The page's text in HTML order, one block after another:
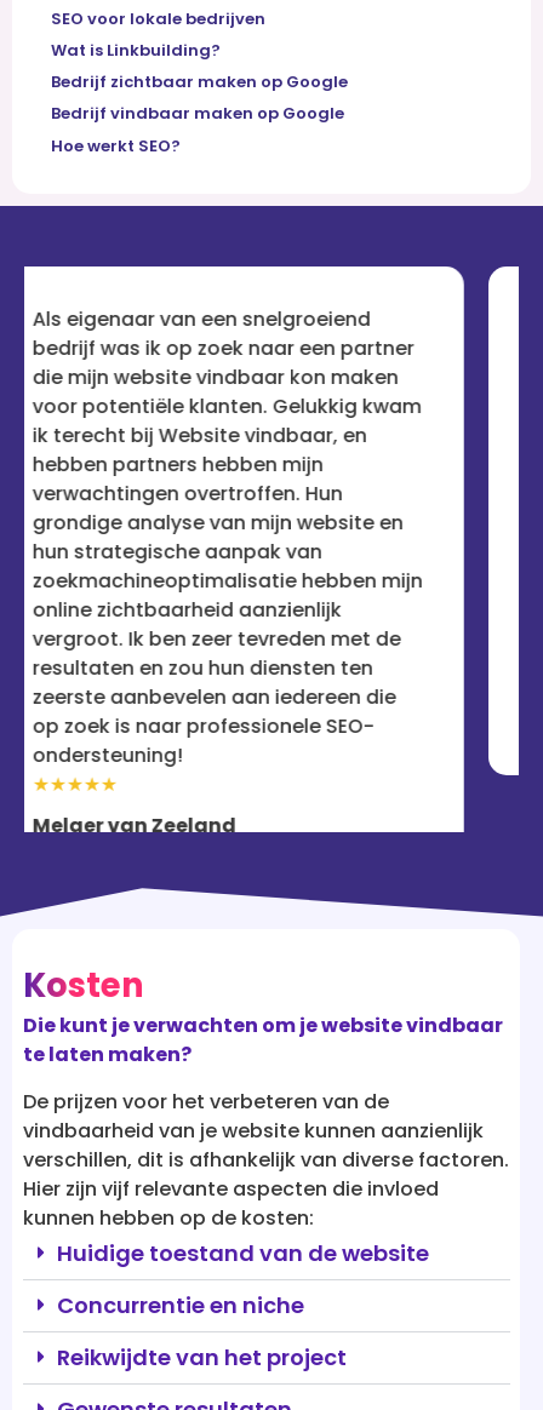
SEO voor lokale bedrijven
Wat is Linkbuilding?
Bedrijf zichtbaar maken op Google
Bedrijf vindbaar maken op Google
Hoe werkt SEO?
een partner
kon maken
kwam
en
Hun
website en
van
hebben mijn
met de
ten
die
SEO-
Na talloze teleurstellingen
bedrijven die beweerden
vindbaar te maken, was ik
sceptisch. Maar Website
heeft mijn vertrouwen
aanpak is holistisch en
resultaatgericht. Mijn site
waar ik altijd wilde dat het
voor de ogen van potentiële
ben erg onder de indruk en
service aan iedereen
serieus is over online succes.
★★★★★
Rebecca
Die kunt je verwachten om je website vindbaar
te laten maken?
De prijzen voor het verbeteren van de
verschillen, dit is afhankelijk van diverse factoren.
Hier zijn vijf relevante aspecten die invloed
kunnen hebben op de kosten:
Huidige toestand van de website
Concurrentie en niche
Reikwijdte van het project
Gewenste resultaten